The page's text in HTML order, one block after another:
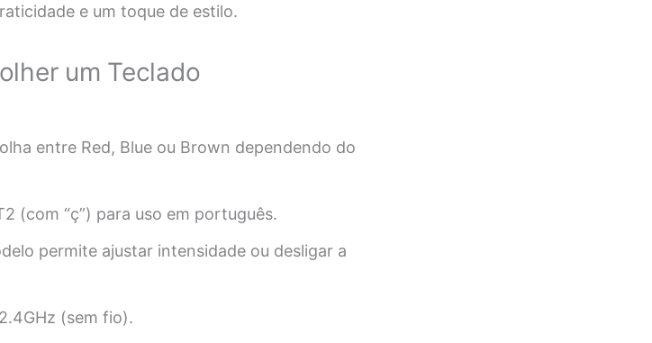
e um toque de estilo.
um Teclado
entre Red, Blue ou Brown dependendo do
(com “ç”) para uso em português.
permite ajustar intensidade ou desligar a
(sem fio).